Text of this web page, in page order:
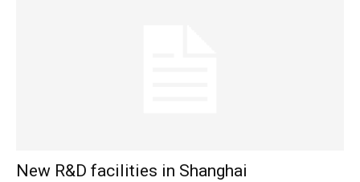
New R&D facilities in Shanghai